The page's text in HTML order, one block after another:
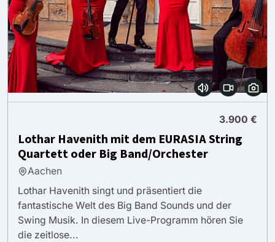
3.900 €
Lothar Havenith mit dem EURASIA String
Quartett oder Big Band/Orchester
Aachen
Lothar Havenith singt und präsentiert die
fantastische Welt des Big Band Sounds und der
Swing Musik. In diesem Live-Programm hören Sie
die zeitlose...